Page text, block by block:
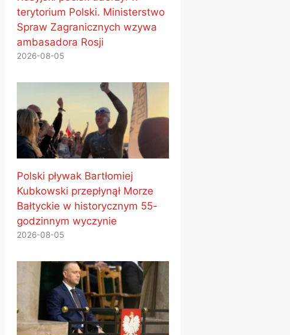
terytorium Polski. Ministerstwo
Spraw Zagranicznych wzywa
ambasadora Rosji
2026-08-05
Polski pływak Bartłomiej
Kubkowski przepłynął Morze
Bałtyckie w historycznym 55-
godzinnym wyczynie
2026-08-05